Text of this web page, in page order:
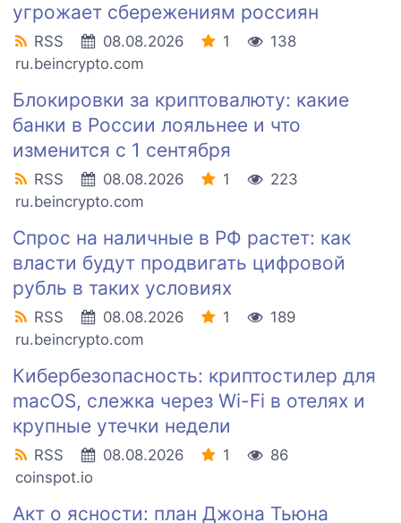
угрожает сбережениям россиян
RSS 08.08.2026 1
138
ru.beincrypto.com
Блокировки за криптовалюту: какие
банки в России лояльнее и что
изменится с 1 сентября
RSS 08.08.2026 1
223
ru.beincrypto.com
Спрос на наличные в РФ растет: как
власти будут продвигать цифровой
рубль в таких условиях
RSS 08.08.2026 1
189
ru.beincrypto.com
Кибербезопасность: криптостилер для
macOS, слежка через Wi-Fi в отелях и
крупные утечки недели
RSS 08.08.2026 1
86
coinspot.io
Акт о ясности: план Джона Тьюна